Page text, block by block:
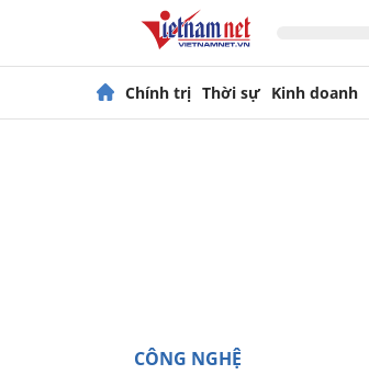
Chính trị Thời sự Kinh doanh
CÔNG NGHỆ